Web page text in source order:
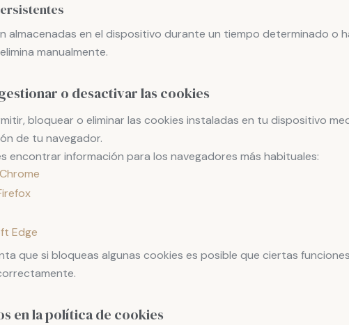
almacenadas en el dispositivo durante un tiempo determinado o
manualmente.
o desactivar las cookies
bloquear o eliminar las cookies instaladas en tu dispositivo
de tu navegador.
encontrar información para los navegadores más habituales:
Edge
que si bloqueas algunas cookies es posible que ciertas
en la política de cookies